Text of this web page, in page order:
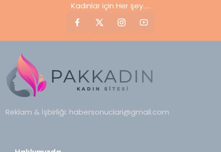
Kadınlar için Her şey.....
Reklam & İşbirliği: habersonuclari@gmail.com